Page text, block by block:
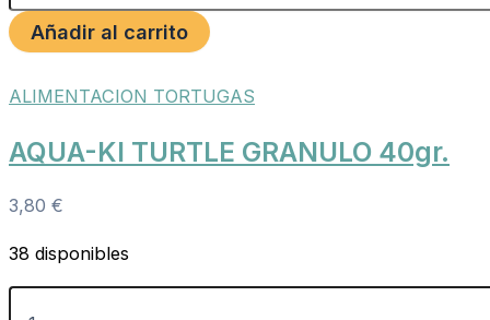
Añadir al carrito
ALIMENTACION TORTUGAS
AQUA-KI TURTLE GRANULO 40gr.
3,80 €
38 disponibles